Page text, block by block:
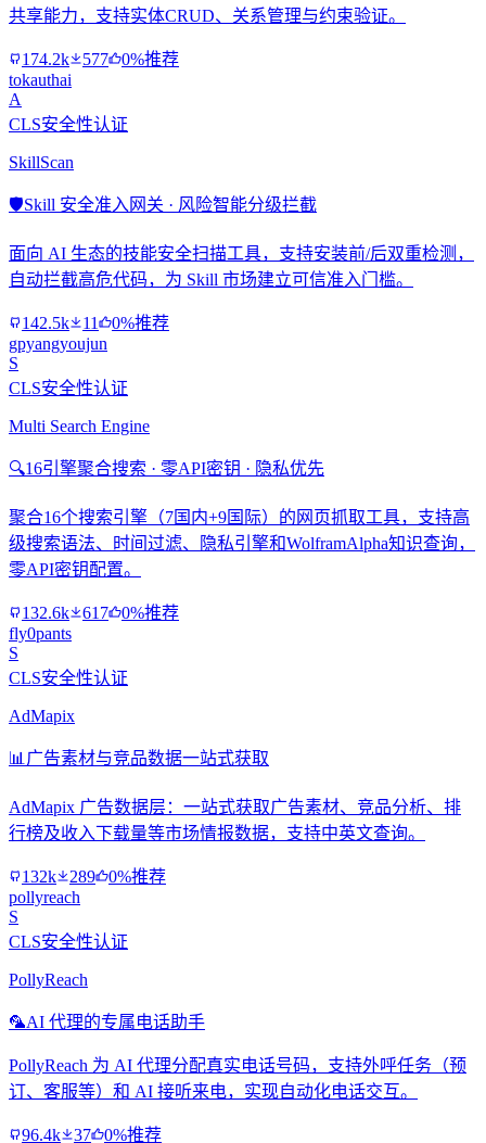
共享能力，支持实体CRUD、关系管理与约束验证。
174.2k 577
0%推荐
tokauthai
A
CLS安全性认证
SkillScan
🛡️Skill 安全准入网关 · 风险智能分级拦截
面向 AI 生态的技能安全扫描工具，支持安装前/后双重检测，
自动拦截高危代码，为 Skill 市场建立可信准入门槛。
142.5k 11
0%推荐
gpyangyoujun
S
CLS安全性认证
Multi Search Engine
🔍16引擎聚合搜索 · 零API密钥 · 隐私优先
聚合16个搜索引擎（7国内+9国际）的网页抓取工具，支持高
级搜索语法、时间过滤、隐私引擎和WolframAlpha知识查询，
零API密钥配置。
132.6k 617
0%推荐
fly0pants
S
CLS安全性认证
AdMapix
📊 广告素材与竞品数据一站式获取
AdMapix 广告数据层：一站式获取广告素材、竞品分析、排
行榜及收入下载量等市场情报数据，支持中英文查询。
132k 289
0%推荐
pollyreach
S
CLS安全性认证
PollyReach
🦜AI 代理的专属电话助手
PollyReach 为 AI 代理分配真实电话号码，支持外呼任务（预
订、客服等）和 AI 接听来电，实现自动化电话交互。
96.4k 37 0%推荐